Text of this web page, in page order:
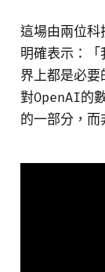
這場由兩位科
明確表示：
界上都是必
對OpenAI的
的一部分，而